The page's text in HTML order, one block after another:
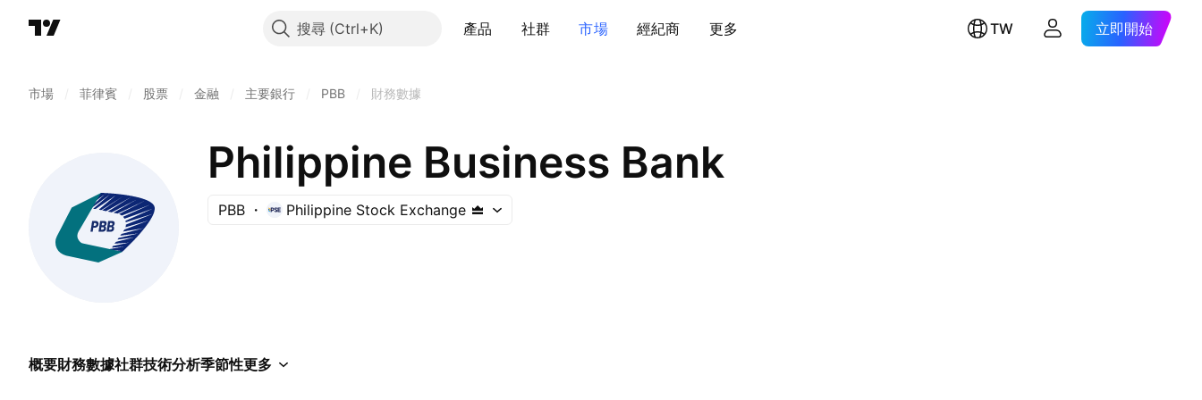
搜尋 產品 社群 市場 經紀商 更多 TW 立即開始
市場 菲律賓 股票 金融 主要銀行 PBB 財務數據
Philippine Business Bank
PBB Philippine Stock Exchange
概要財務數據社群技術分析季節性更多